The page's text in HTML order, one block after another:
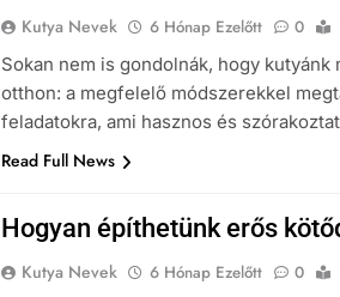
Kutya Nevek 6 Hónap Ezelőtt 0
Sokan nem is gondolnák, hogy
otthon: a megfelelő módszerekkel
feladatokra, ami hasznos és
Read Full News
Hogyan építhetünk erős
Kutya Nevek 6 Hónap Ezelőtt 0